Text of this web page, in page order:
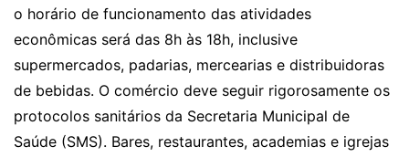
o horário de funcionamento das atividades
econômicas será das 8h às 18h, inclusive
supermercados, padarias, mercearias e distribuidoras
de bebidas. O comércio deve seguir rigorosamente os
protocolos sanitários da Secretaria Municipal de
Saúde (SMS). Bares, restaurantes, academias e igrejas